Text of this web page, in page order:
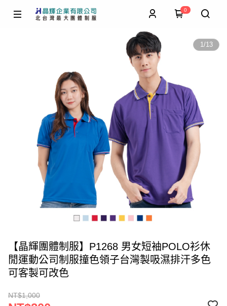
0
1/13
【晶輝團體制服】P1268 男女短袖POLO衫休
閒運動公司制服撞色領子台灣製吸濕排汗多色
可客製可改色
NT$1,000